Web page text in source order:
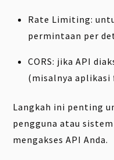
Rate Limiting:
permintaan per
CORS: jika API
(misalnya
Langkah ini penting
pengguna atau
mengakses API Anda.